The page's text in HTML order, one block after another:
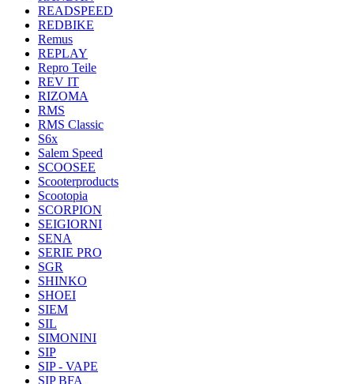
READSPEED
REDBIKE
Remus
REPLAY
Repro Teile
REV IT
RIZOMA
RMS
RMS Classic
S6x
Salem Speed
SCOOSEE
Scooterproducts
Scootopia
SCORPION
SEIGIORNI
SENA
SERIE PRO
SGR
SHINKO
SHOEI
SIEM
SIL
SIMONINI
SIP
SIP - VAPE
SIP BFA